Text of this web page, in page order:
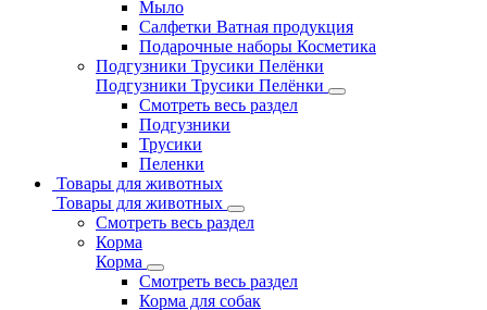
Мыло
Салфетки Ватная продукция
Подарочные наборы Косметика
Подгузники Трусики Пелёнки
Подгузники Трусики Пелёнки
Смотреть весь раздел
Подгузники
Трусики
Пеленки
Товары для животных
Товары для животных
Смотреть весь раздел
Корма
Корма
Смотреть весь раздел
Корма для собак